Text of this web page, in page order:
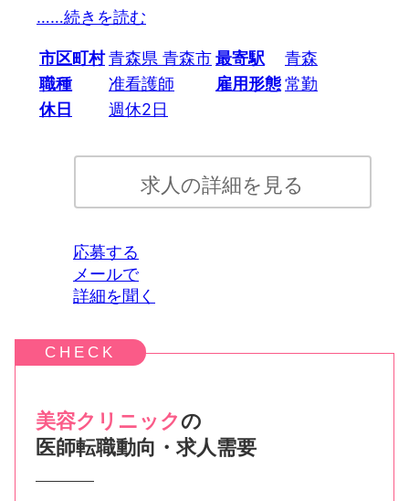
……続きを読む
市区町村青森県 青森市最寄駅
青森
職種
准看護師 雇用形態常勤
休日
週休2日
求人の詳細を見る
応募する
メールで
詳細を聞く
美容クリニックの
医師転職動向・求人需要